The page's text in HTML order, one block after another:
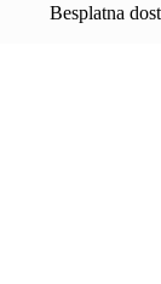
Besplatna